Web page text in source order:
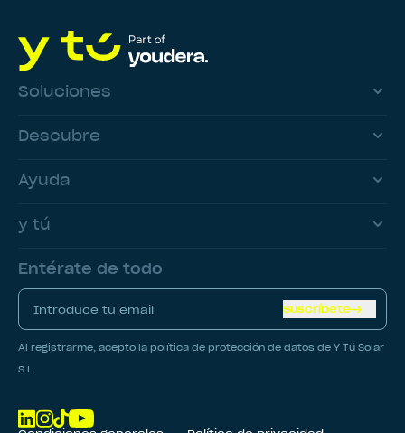
Soluciones
Descubre
Ayuda
y tú
Entérate de todo
Suscríbete
Al registrarme, acepto la política de protección de datos de Y Tú Solar
S.L.